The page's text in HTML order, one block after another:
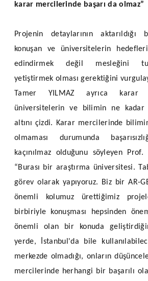
karar mercilerinde başarı da olmaz”
Projenin detaylarının aktarıldığı
konuşan ve üniversitelerin
edindirmek değil mesleğini
yetiştirmek olması gerektiğini
Tamer YILMAZ ayrıca karar
üniversitelerin ve bilimin ne kadar
altını çizdi. Karar mercilerinde
olmaması durumunda
kaçınılmaz olduğunu söyleyen Prof.
“Burası bir araştırma üniversitesi.
görev olarak yapıyoruz. Biz bir AR-
önemli kolumuz ürettiğimiz
birbiriyle konuşması hepsinden
önemli olan bir konuda
yerde, İstanbul'da bile
merkezde olmadığı, onların
mercilerinde herhangi bir başarılı